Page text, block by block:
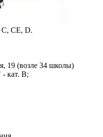
С, СЕ, D.
19 (возле 34 школы)
- кат. В;